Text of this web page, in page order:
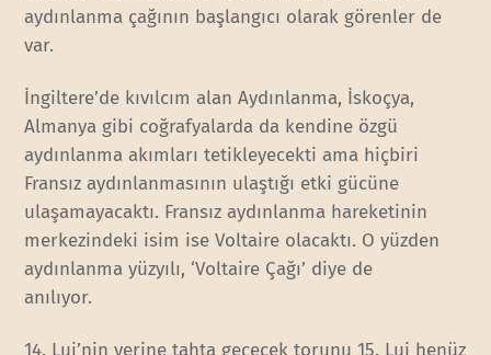
aydınlanma çağının başlangıcı olarak görenler de
var.
İngiltere’de kıvılcım alan Aydınlanma, İskoçya,
Almanya gibi coğrafyalarda da kendine özgü
aydınlanma akımları tetikleyecekti ama hiçbiri
Fransız aydınlanmasının ulaştığı etki gücüne
ulaşamayacaktı. Fransız aydınlanma hareketinin
merkezindeki isim ise Voltaire olacaktı. O yüzden
aydınlanma yüzyılı, ‘Voltaire Çağı’ diye de
anılıyor.
14. Lui’nin yerine tahta geçecek torunu 15. Lui henüz